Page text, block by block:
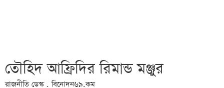
তৌহিদ আফ্রিদির রিমান্ড মঞ্জুর
রাজনীতি ডেস্ক . বিনোদন৬৯.কম